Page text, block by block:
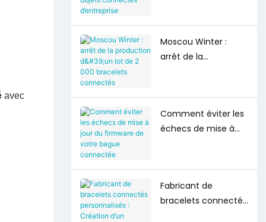
avec
d’entreprise
Moscou Winter :
arrêt de la
connectés
Comment éviter les
échecs de mise à
connectée
Fabricant de
bracelets connectés